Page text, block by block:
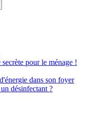
pour le ménage !
dans son foyer
désinfectant ?